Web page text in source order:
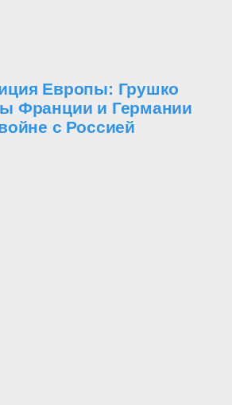
Европы: Грушко
Франции и Германии
с Россией